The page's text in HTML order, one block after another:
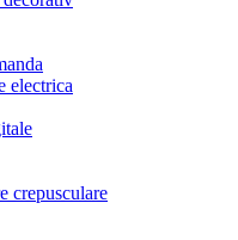
electrica
crepusculare